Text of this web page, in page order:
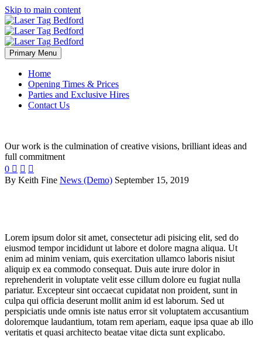
Skip to main content
Primary Menu
Home
Opening Times & Prices
Parties and Exclusive Hires
Contact Us
Our work is the culmination of creative visions, brilliant ideas and
full commitment
0   
By Keith Fine News (Demo) September 15, 2019
Lorem ipsum dolor sit amet, consectetur adi pisicing elit, sed do
eiusmod tempor incididunt ut labore et dolore magna aliqua. Ut
enim ad minim veniam, quis exercitation ullamco laboris nisiut
aliquip ex ea commodo consequat. Duis aute irure dolor in
reprehenderit in voluptate velit esse cillum dolore eu fugiat nulla
pariatur. Excepteur sint occaecat cupidatat non proident, sunt in
culpa qui officia deserunt mollit anim id est laborum. Sed ut
perspiciatis unde omnis iste natus error sit voluptatem accusantium
doloremque laudantium, totam rem aperiam, eaque ipsa quae ab illo
veritatis et quasi architecto beatae vitae dicta sunt explicabo.